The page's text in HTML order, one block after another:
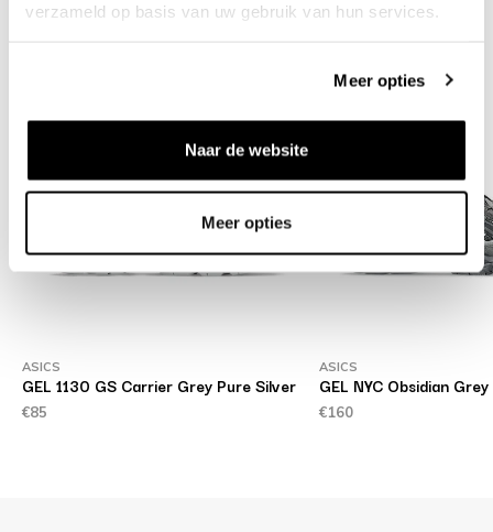
verzameld op basis van uw gebruik van hun services.
Meer opties
Naar de website
Meer opties
Related products
ASICS
GEL 1130 GS Carrier Grey Pure Silver
€85
ASICS
GEL NYC Obsidian Grey
€160